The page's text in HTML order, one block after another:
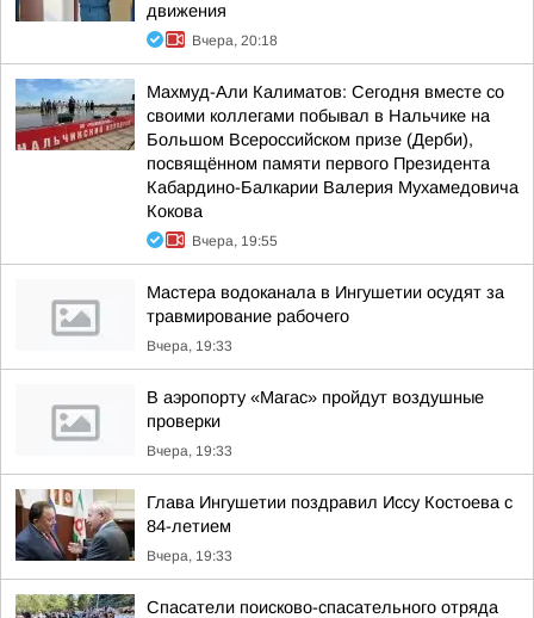
движения
Вчера, 20:18
Махмуд-Али Калиматов: Сегодня вместе со
своими коллегами побывал в Нальчике на
Большом Всероссийском призе (Дерби),
посвящённом памяти первого Президента
Кабардино-Балкарии Валерия Мухамедовича
Кокова
Вчера, 19:55
Мастера водоканала в Ингушетии осудят за
травмирование рабочего
Вчера, 19:33
В аэропорту «Магас» пройдут воздушные
проверки
Вчера, 19:33
Глава Ингушетии поздравил Иссу Костоева с
84-летием
Вчера, 19:33
Спасатели поисково-спасательного отряда